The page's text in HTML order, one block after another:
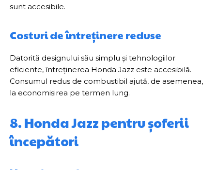
sunt accesibile.
Costuri de întreținere reduse
Datorită designului său simplu și tehnologiilor
eficiente, întreținerea Honda Jazz este accesibilă.
Consumul redus de combustibil ajută, de asemenea,
la economisirea pe termen lung.
8. Honda Jazz pentru șoferii
începători